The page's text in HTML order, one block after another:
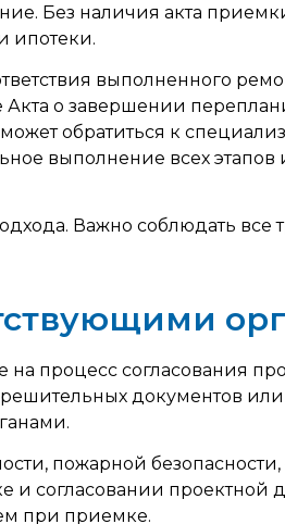
Без наличия акта
ипотеки.
выполненного
о завершении
обратиться к
выполнение всех этапов
Важно соблюдать все
процесс согласования
документов или
пожарной
и согласовании проектной
при приемке.